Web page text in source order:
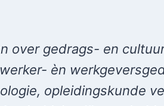
over gedrags- en
èn
opleidingskunde